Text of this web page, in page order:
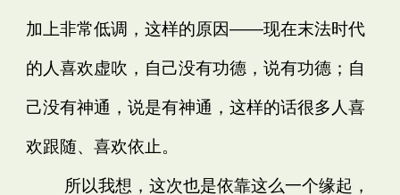
加上非常低调，这样的原因——现在末法时代
的人喜欢虚吹，自己没有功德，说有功德；自
己没有神通，说是有神通，这样的话很多人喜
欢跟随、喜欢依止。
所以我想，这次也是依靠这么一个缘起，